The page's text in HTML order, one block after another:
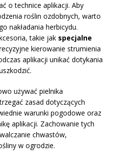
o technice aplikacji. Aby
roślin ozdobnych, warto
nakładania herbicydu.
takie jak specjalne
kierowanie strumienia
aplikacji unikać dotykania
używać pielnika
zasad dotyczących
warunki pogodowe oraz
aplikacji. Zachowanie tych
chwastów,
w ogrodzie.